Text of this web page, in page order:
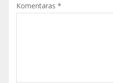
Komentaras *